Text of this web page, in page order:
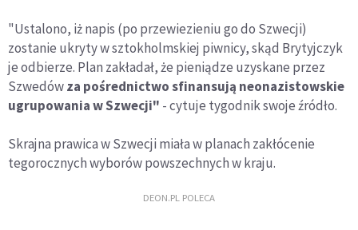
"Ustalono, iż napis (po przewiezieniu go do Szwecji)
zostanie ukryty w sztokholmskiej piwnicy, skąd Brytyjczyk
je odbierze. Plan zakładał, że pieniądze uzyskane przez
Szwedówza pośrednictwo sfinansują neonazistowskie
ugrupowania w Szwecji" - cytuje tygodnik swoje źródło.
Skrajna prawica w Szwecji miała w planach zakłócenie
tegorocznych wyborów powszechnych w kraju.
DEON.PL POLECA